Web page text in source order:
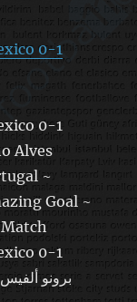
0-1
0-1
Alves
~
Goal ~
0-1